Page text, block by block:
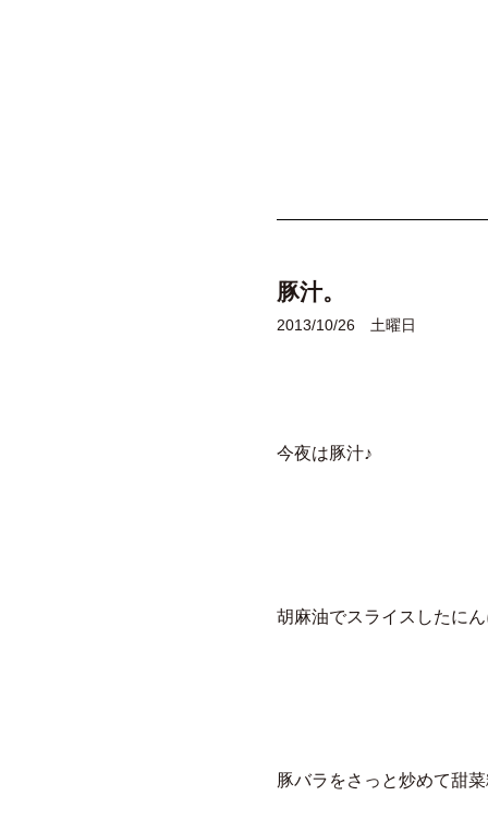
豚汁。
2013/10/26 土曜日
今夜は豚汁♪
胡麻油でスライスしたに
豚バラをさっと炒めて甜